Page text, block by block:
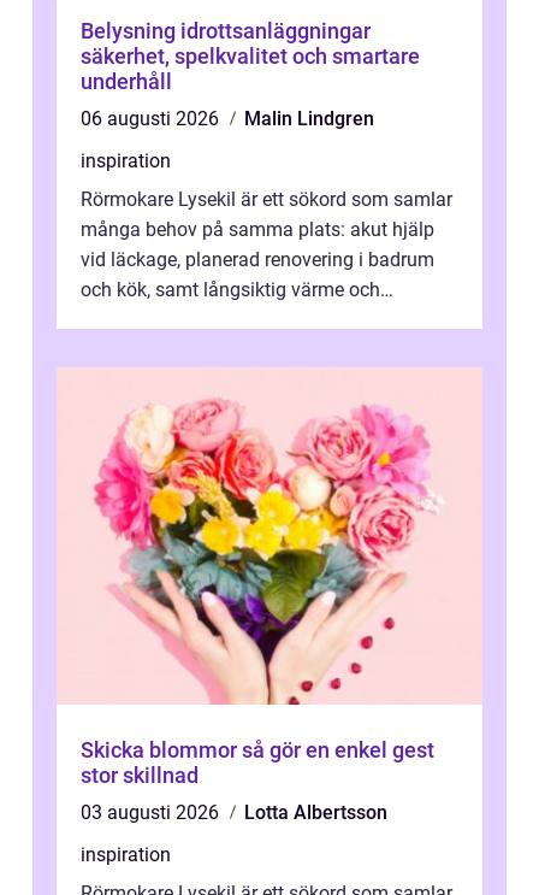
Belysning idrottsanläggningar
säkerhet, spelkvalitet och smartare
underhåll
06 augusti 2026
Malin Lindgren
inspiration
Rörmokare Lysekil är ett sökord som samlar
många behov på samma plats: akut hjälp
vid läckage, planerad renovering i badrum
och kök, samt långsiktig värme och
Skicka blommor så gör en enkel gest
stor skillnad
03 augusti 2026
Lotta Albertsson
inspiration